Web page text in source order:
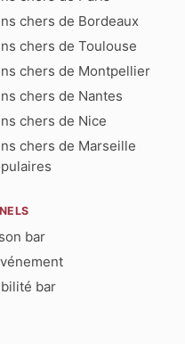
chers de Bordeaux
chers de Toulouse
chers de Montpellier
chers de Nantes
chers de Nice
chers de Marseille
bar
bar